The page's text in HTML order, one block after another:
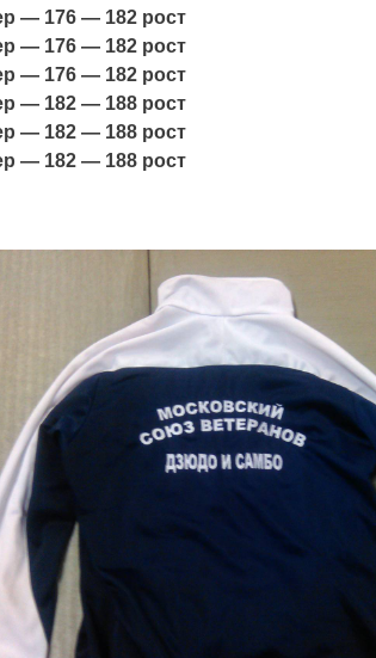
— 176 — 182 рост
— 176 — 182 рост
— 176 — 182 рост
— 182 — 188 рост
— 182 — 188 рост
— 182 — 188 рост